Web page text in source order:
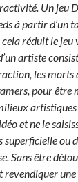
Un jeu
à partir d’un
réduit le jeu
artiste
les
pour être
et ne le
superficielle ou
Sans être